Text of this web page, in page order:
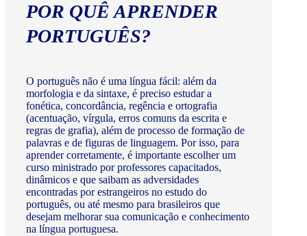
POR QUÊ APRENDER
PORTUGUÊS?
O português não é uma língua fácil: além da
morfologia e da sintaxe, é preciso estudar a
fonética, concordância, regência e ortografia
(acentuação, vírgula, erros comuns da escrita e
regras de grafia), além de processo de formação de
palavras e de figuras de linguagem. Por isso, para
aprender corretamente, é importante escolher um
curso ministrado por professores capacitados,
dinâmicos e que saibam as adversidades
encontradas por estrangeiros no estudo do
português, ou até mesmo para brasileiros que
desejam melhorar sua comunicação e conhecimento
na língua portuguesa.